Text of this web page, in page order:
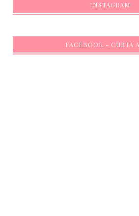
INSTAGRAM
FACEBOOK - CURTA